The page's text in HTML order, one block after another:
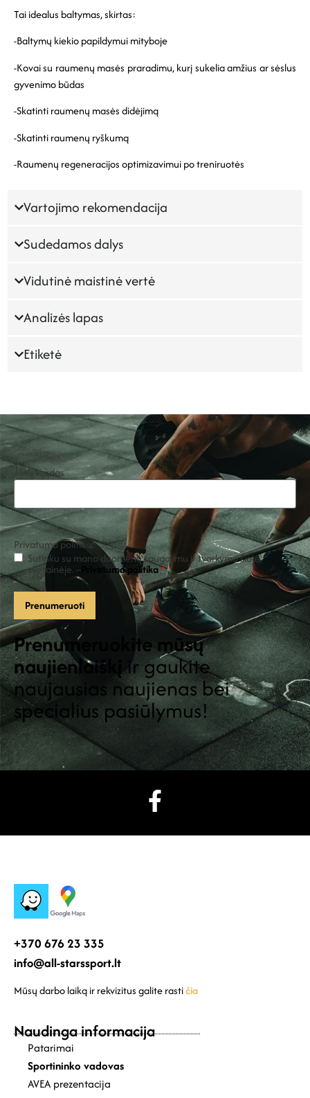
Tai idealus baltymas, skirtas:
-Baltymų kiekio papildymui mityboje
-Kovai su raumenų masės praradimu, kurį sukelia amžius ar sėslus
gyvenimo būdas
-Skatinti raumenų masės didėjimą
-Skatinti raumenų ryškumą
-Raumenų regeneracijos optimizavimui po treniruotės
Vartojimo rekomendacija
Sudedamos dalys
Vidutinė maistinė vertė
Analizės lapas
Etiketė
Jūsų vardas
Privatumo politika*
Sutinku su mano duomenų saugojimu ir tvarkymu šioje
svetainėje. - Privatumo politika*
Prenumeruokite mūsų
naujienlaiškįir gaukite
naujausias naujienas bei
specialius pasiūlymus!
+370 676 23 335
info@all-starssport.lt
Mūsų darbo laiką ir rekvizitus galite rastičia
Naudinga informacija
Patarimai
Sportininko vadovas
AVEA prezentacija